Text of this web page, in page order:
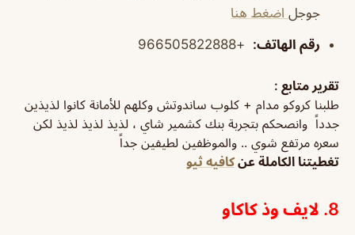
جوجل اضغط هنا
رقم الهاتف:
+966505822888
تقرير متابع :
طلبنا كروكو مدام + كلوب ساندوتش وكلهم للأمانة كانوا لذيذين
جدداً وانصحكم بتجربة بنك كشمير شاي ، لذيذ لذيذ لذيذ لكن
سعره مرتفع شوي .. والموظفين لطيفين جداً
تغطيتنا الكاملة عنكافيه ثيو
8. لايف وذ كاكاو